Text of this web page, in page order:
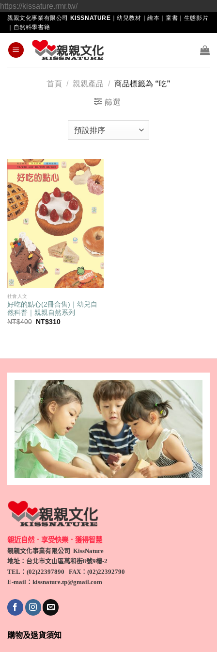
https://kissature.rmr.tw/Skip
to
親親文化事業有限公司 KISSNATURE｜幼兒教材｜繪本｜童書｜生態影片
｜自然科學書籍
首頁 / 親親產品 / 商品標籤為 “吃”
篩選
社會人文
好吃的點心(2冊合售)｜幼兒自
然科普｜親親自然系列
NT$400
原
NT$310目
親近自然．享受快樂．獲得智慧
親親文化事業有限公司 KissNature
地址：台北市文山區萬和街8號9樓-2
TEL ：(02)22397890 FAX：(02)22392790
E-mail：kissnature.tp@gmail.com
購物及退貨須知